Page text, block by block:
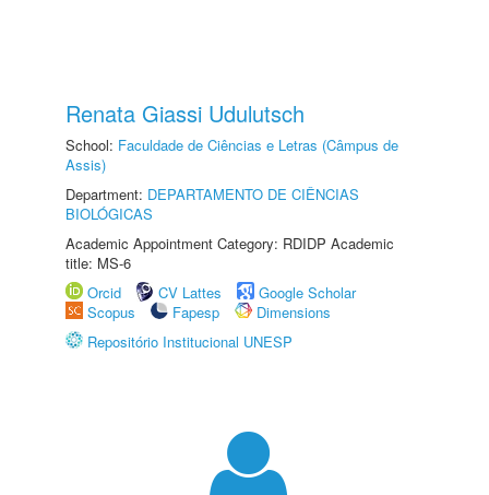
Renata Giassi Udulutsch
School: Faculdade de Ciências e Letras (Câmpus de
Assis)
Department: DEPARTAMENTO DE CIÊNCIAS
BIOLÓGICAS
Academic Appointment Category: RDIDP Academic
title: MS-6
Orcid
CV Lattes
Google Scholar
Scopus
Fapesp
Dimensions
Repositório Institucional UNESP